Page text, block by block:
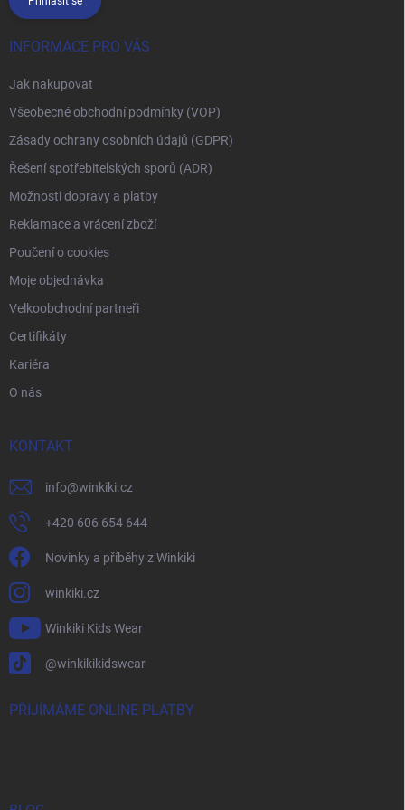
INFORMACE PRO VÁS
Jak nakupovat
Všeobecné obchodní podmínky (VOP)
Zásady ochrany osobních údajů (GDPR)
Řešení spotřebitelských sporů (ADR)
Možnosti dopravy a platby
Reklamace a vrácení zboží
Poučení o cookies
Moje objednávka
Velkoobchodní partneři
Certifikáty
Kariéra
O nás
KONTAKT
info@winkiki.cz
+420 606 654 644
Novinky a příběhy z Winkiki
winkiki.cz
Winkiki Kids Wear
@winkikikidswear
PŘIJÍMÁME ONLINE PLATBY